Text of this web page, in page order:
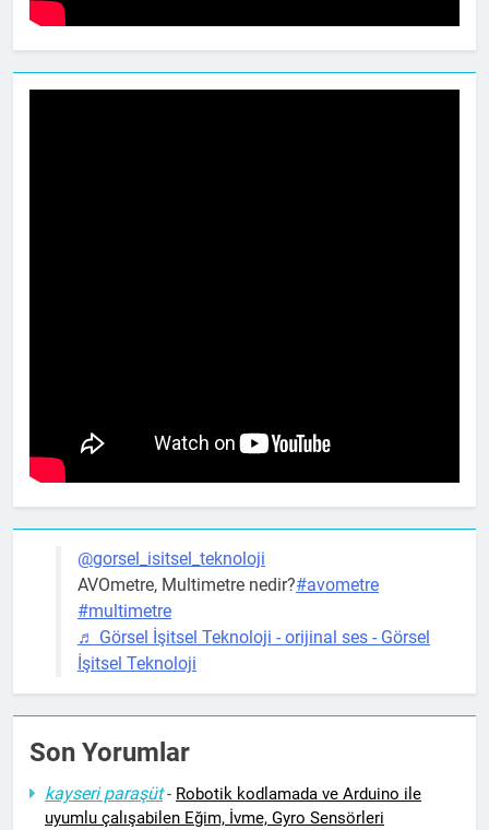
@gorsel_isitsel_teknoloji
AVOmetre, Multimetre nedir?#avometre
#multimetre
♬ Görsel İşitsel Teknoloji - orijinal ses - Görsel
İşitsel Teknoloji
Son Yorumlar
kayseri paraşüt- Robotik kodlamada ve Arduino ile
uyumlu çalışabilen Eğim, İvme, Gyro Sensörleri